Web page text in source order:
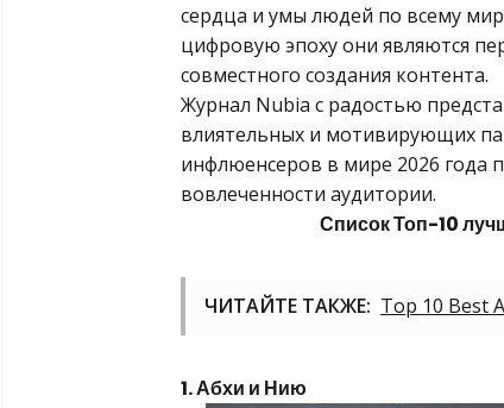
сердца и умы людей по всему
цифровую эпоху они являются
совместного создания контента.
Журнал Nubia с радостью
влиятельных и мотивирующих
инфлюенсеров в мире 2026 года
вовлеченности аудитории.
Список Топ-10
ЧИТАЙТЕ ТАКЖЕ: Top 10 Best
1. Абхи и Нию